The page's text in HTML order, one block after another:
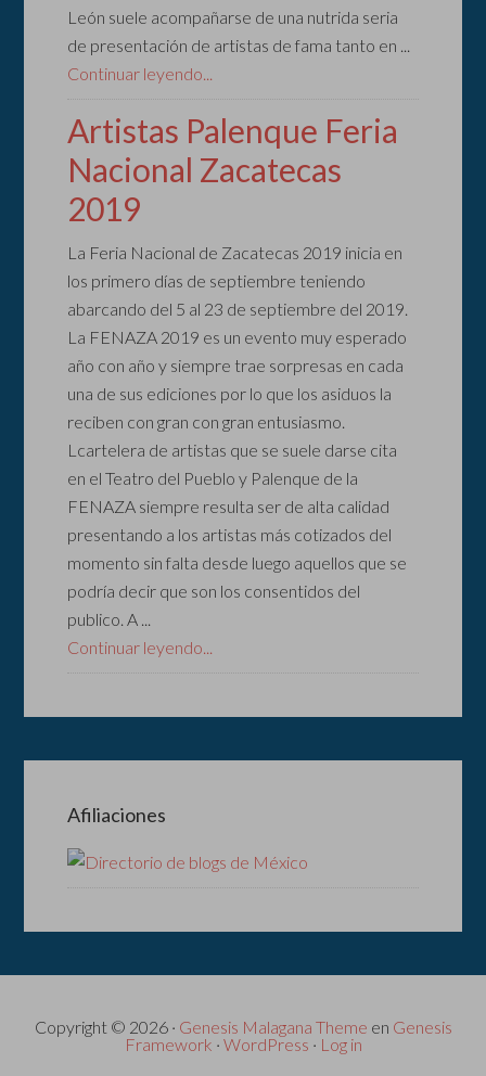
León suele acompañarse de una nutrida seria
de presentación de artistas de fama tanto en ...
Continuar leyendo...
Artistas Palenque Feria
Nacional Zacatecas
2019
La Feria Nacional de Zacatecas 2019 inicia en
los primero días de septiembre teniendo
abarcando del 5 al 23 de septiembre del 2019.
La FENAZA 2019 es un evento muy esperado
año con año y siempre trae sorpresas en cada
una de sus ediciones por lo que los asiduos la
reciben con gran con gran entusiasmo.
Lcartelera de artistas que se suele darse cita
en el Teatro del Pueblo y Palenque de la
FENAZA siempre resulta ser de alta calidad
presentando a los artistas más cotizados del
momento sin falta desde luego aquellos que se
podría decir que son los consentidos del
publico. A ...
Continuar leyendo...
Afiliaciones
Copyright © 2026 · Genesis Malagana Theme en Genesis
Framework · WordPress · Log in